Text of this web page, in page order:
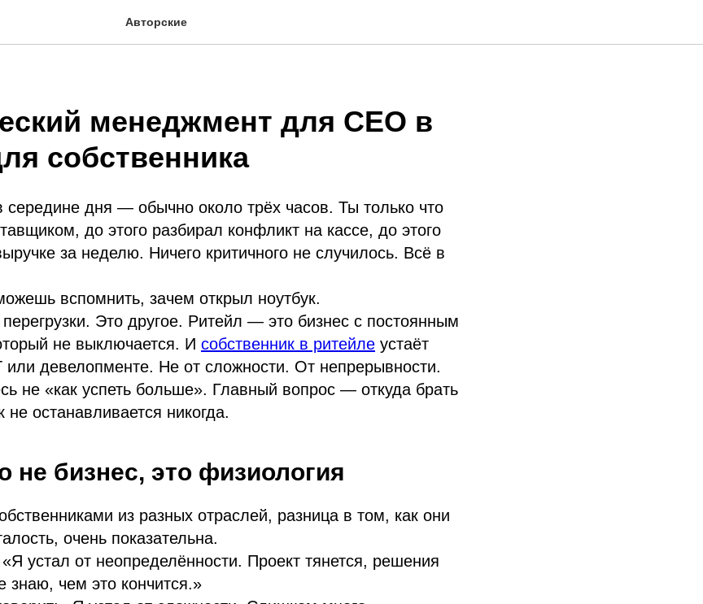
Авторские
менеджмент для CEO в
собственника
середине дня — обычно около трёх часов. Ты только что
до этого разбирал конфликт на кассе, до этого
за неделю. Ничего критичного не случилось. Всё в
вспомнить, зачем открыл ноутбук.
перегрузки. Это другое. Ритейл — это бизнес с постоянным
не выключается. И собственник в ритейле устаёт
или девелопменте. Не от сложности. От непрерывности.
не «как успеть больше». Главный вопрос — откуда брать
не останавливается никогда.
не бизнес, это физиология
из разных отраслей, разница в том, как они
очень показательна.
устал от неопределённости. Проект тянется, решения
знаю, чем это кончится.»